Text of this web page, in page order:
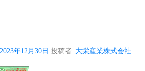
2023年12月30日 投稿者: 大栄産業株式会社